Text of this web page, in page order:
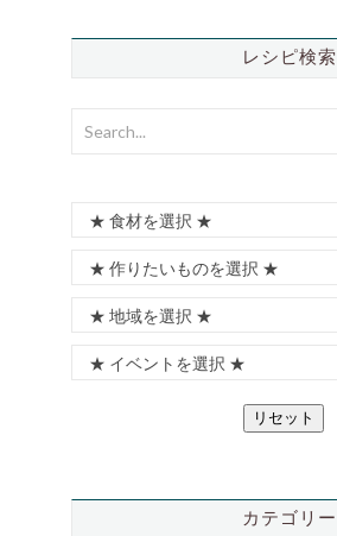
レシピ検索
リセット
カテゴリー